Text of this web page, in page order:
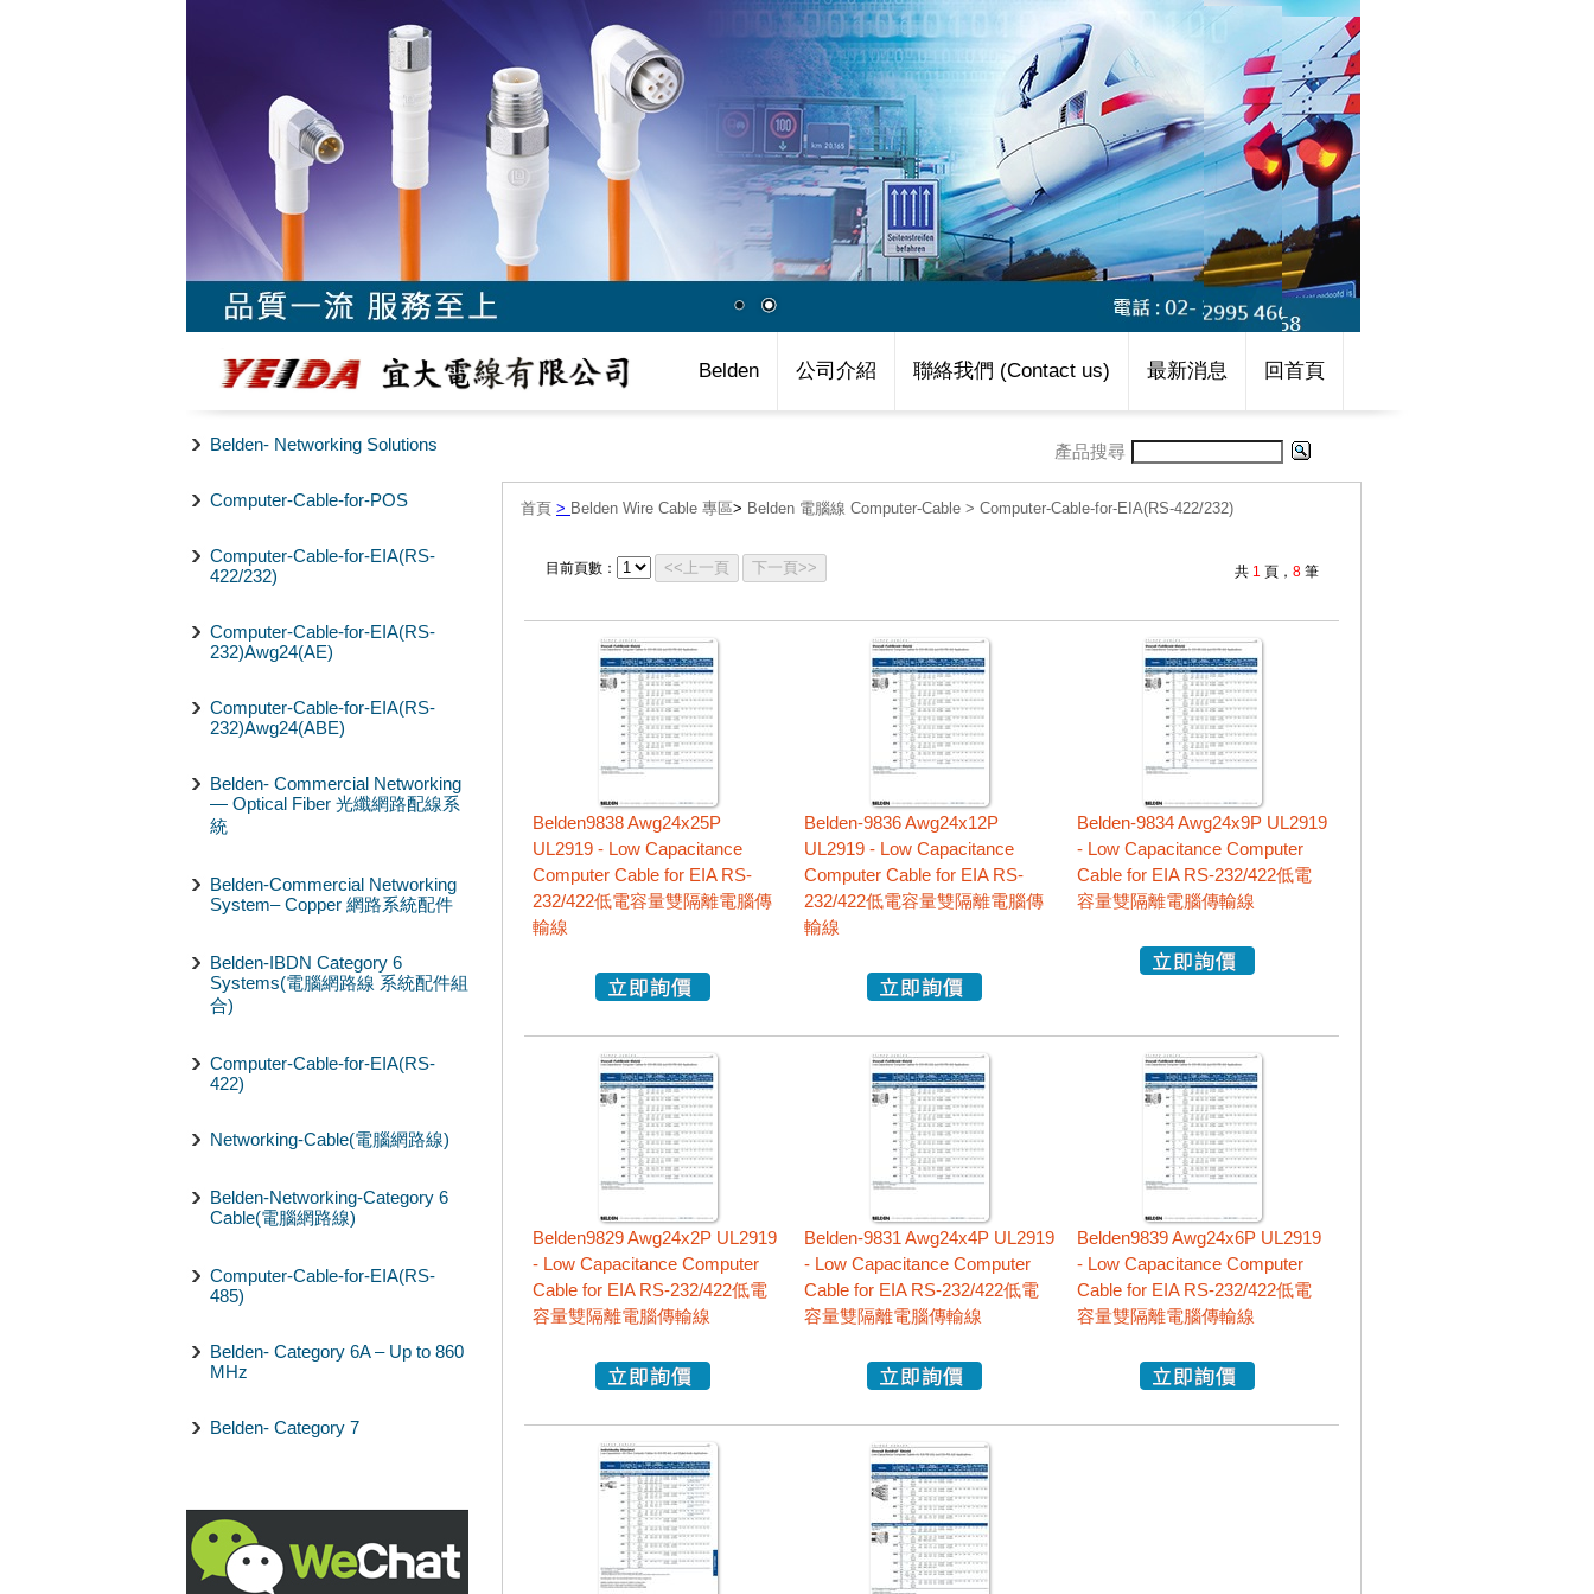
Belden 公司介紹 聯絡我們 (Contact us) 最新消息 回首頁
Belden- Networking Solutions
Computer-Cable-for-POS
Computer-Cable-for-EIA(RS-
422/232)
Computer-Cable-for-EIA(RS-
232)Awg24(AE)
Computer-Cable-for-EIA(RS-
232)Awg24(ABE)
Belden- Commercial Networking
— Optical Fiber 光纖網路配線系
統
Belden-Commercial Networking
System– Copper 網路系統配件
Belden-IBDN Category 6
Systems(電腦網路線 系統配件組
合)
Computer-Cable-for-EIA(RS-
422)
Networking-Cable(電腦網路線)
Belden-Networking-Category 6
Cable(電腦網路線)
Computer-Cable-for-EIA(RS-
485)
Belden- Category 6A – Up to 860
MHz
Belden- Category 7
產品搜尋
首頁 > Belden Wire Cable 專區> Belden 電腦線 Computer-Cable > Computer-Cable-for-EIA(RS-422/232)
目前頁數： <<上一頁 下一頁>> 共 1 頁， 8 筆
Belden9838 Awg24x25P
UL2919 - Low Capacitance
Computer Cable for EIA RS-
232/422低電容量雙隔離電腦傳
輸線
Belden-9836 Awg24x12P
UL2919 - Low Capacitance
Computer Cable for EIA RS-
232/422低電容量雙隔離電腦傳
輸線
Belden-9834 Awg24x9P UL2919
- Low Capacitance Computer
Cable for EIA RS-232/422低電
容量雙隔離電腦傳輸線
Belden9829 Awg24x2P UL2919
- Low Capacitance Computer
Cable for EIA RS-232/422低電
容量雙隔離電腦傳輸線
Belden-9831 Awg24x4P UL2919
- Low Capacitance Computer
Cable for EIA RS-232/422低電
容量雙隔離電腦傳輸線
Belden9839 Awg24x6P UL2919
- Low Capacitance Computer
Cable for EIA RS-232/422低電
容量雙隔離電腦傳輸線